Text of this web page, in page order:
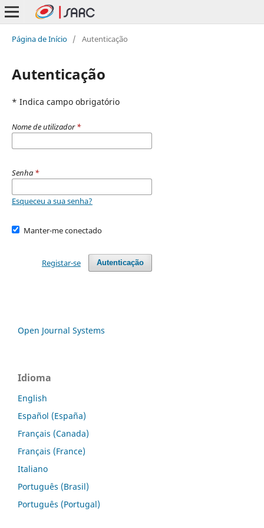
Página de Início / Autenticação
Autenticação
* Indica campo obrigatório
Nome de utilizador*
Senha *
Esqueceu a sua senha?
Manter-me conectado
Autenticação
Registar-se
Open Journal Systems
Idioma
English
Español (España)
Français (Canada)
Français (France)
Italiano
Português (Brasil)
Português (Portugal)